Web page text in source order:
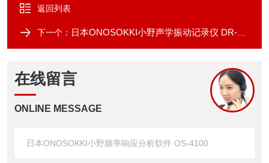
返回列表
下一个： 日本ONOSOKKI小野声学振动记录仪 DR-7100
在线留言
ONLINE MESSAGE